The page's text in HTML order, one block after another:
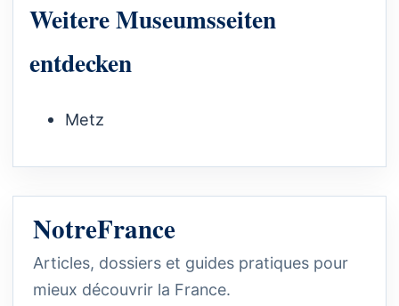
Weitere Museumsseiten
entdecken
Metz
NotreFrance
Articles, dossiers et guides pratiques pour
mieux découvrir la France.